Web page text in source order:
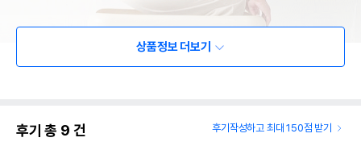
상품정보 더보기
후기 총 9 건 후기작성하고 최대 150점 받기